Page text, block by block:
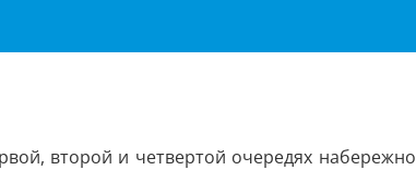
второй и четвертой очередях